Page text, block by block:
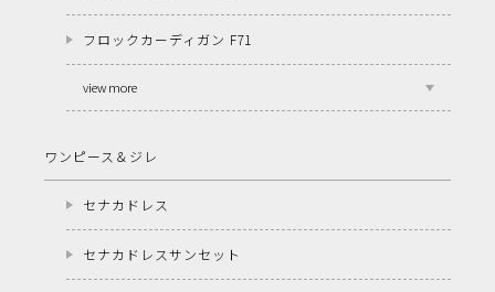
フロックカーディガン F71
view more
ワンピース＆ジレ
セナカドレス
セナカドレスサンセット